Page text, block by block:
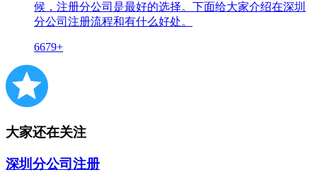
候，注册分公司是最好的选择。下面给大家介绍在深圳
分公司注册流程和有什么好处。
6679+
大家还在关注
深圳分公司注册